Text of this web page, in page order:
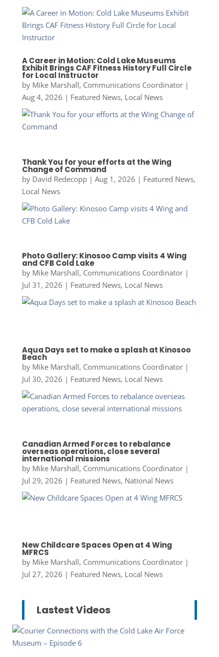
A Career in Motion: Cold Lake Museums
Exhibit Brings CAF Fitness History Full Circle
for Local Instructor
by Mike Marshall, Communications Coordinator|
Aug 4, 2026 | Featured News, Local News
Thank You for your efforts at the Wing
Change of Command
by David Redecopp| Aug 1, 2026 | Featured News,
Local News
Photo Gallery: Kinosoo Camp visits 4 Wing
and CFB Cold Lake
by Mike Marshall, Communications Coordinator|
Jul 31, 2026 | Featured News, Local News
Aqua Days set to make a splash at Kinosoo
Beach
by Mike Marshall, Communications Coordinator|
Jul 30, 2026 | Featured News, Local News
Canadian Armed Forces to rebalance
overseas operations, close several
international missions
by Mike Marshall, Communications Coordinator|
Jul 29, 2026 | Featured News, National News
New Childcare Spaces Open at 4 Wing
MFRCS
by Mike Marshall, Communications Coordinator|
Jul 27, 2026 | Featured News, Local News
Lastest Videos